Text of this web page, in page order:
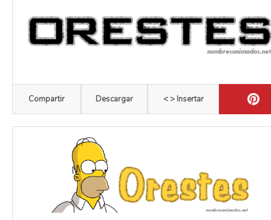
Compartir Descargar < > Insertar